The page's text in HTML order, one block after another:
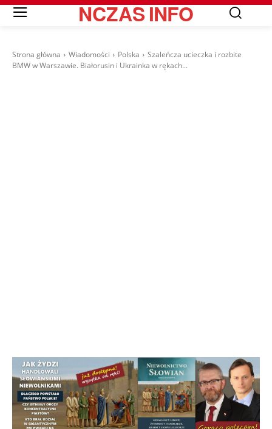
NCZASINFO
Strona główna Wiadomości Polska
Szaleńcza ucieczka i rozbite
BMW w Warszawie. Białorusin i Ukrainka w rękach...